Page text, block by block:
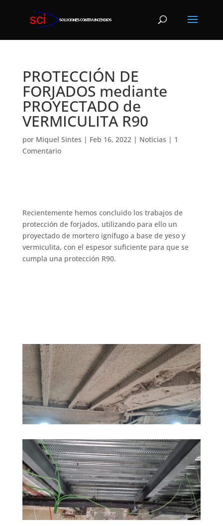
PROTECCIÓN DE
FORJADOS mediante
PROYECTADO de
VERMICULITA R90
por Miquel Sintes | Feb 16, 2022| Noticias | 1
Comentario
Recientemente hemos concluido los trabajos de
protección de forjados, utilizando para ello un
proyectado de mortero ignífugo a base de yeso y
vermiculita, con el espesor suficiente para que se
cumpla una protección R90.